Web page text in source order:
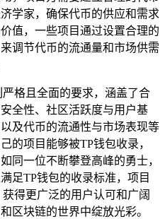
学家，确保代币的供应和需求
值，一些项目通过设置合理的
调节代币的流通量和市场供需
格且全面的要求，涵盖了合
全性、社区活跃度与用户基
及代币的流通性与市场表现等
的项目能够被TP钱包收录，
同一位不断攀登高峰的勇士，
足TP钱包的收录标准，项目
得更广泛的用户认可和广阔
区块链的世界中绽放光彩。